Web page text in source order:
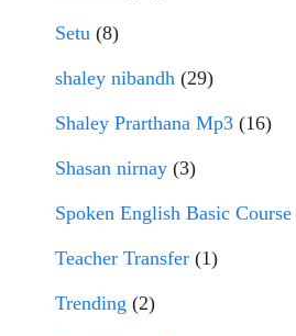
Setu (8)
shaley nibandh (29)
Shaley Prarthana Mp3 (16)
Shasan nirnay (3)
Spoken English Basic Course
Teacher Transfer (1)
Trending (2)